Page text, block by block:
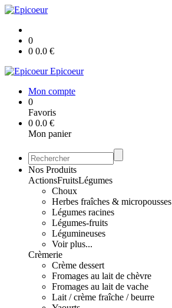
0
0 0.0 €
Epicoeur
Mon compte
0
Favoris
0 0.0 €
Mon panier
Nos Produits
ActionsFruitsLégumes
Choux
Herbes fraîches & micropousses
Légumes racines
Légumes-fruits
Légumineuses
Voir plus...
Crèmerie
Crème dessert
Fromages au lait de chèvre
Fromages au lait de vache
Lait / crème fraîche / beurre